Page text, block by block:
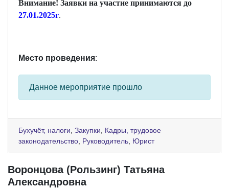
Внимание! Заявки на участие принимаются до
27.01.2025г.
Место проведения:
Данное мероприятие прошло
Бухучёт, налоги Закупки
Кадры, трудовое
законодательство Руководитель Юрист
Воронцова (Рользинг) Татьяна
Александровна